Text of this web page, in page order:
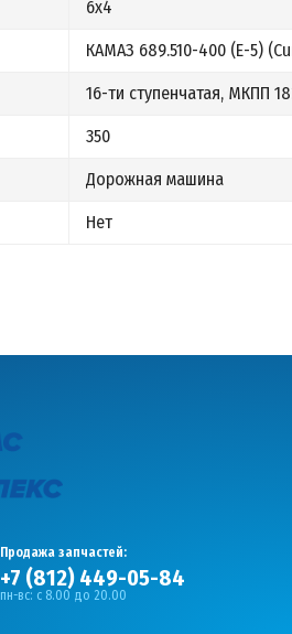
6х4
КАМАЗ 689.510-400 (Е-5)
16-ти ступенчатая, МКПП
350
Дорожная машина
Нет
Продажа запчастей:
+7 (812) 449-05-84
пн-вс: с 8.00 до 20.00